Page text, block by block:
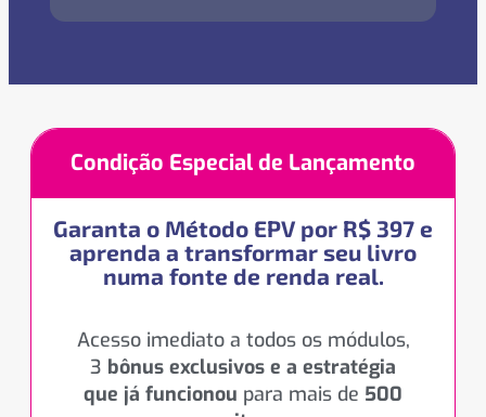
Condição Especial de Lançamento
Garanta o Método EPV por R$ 397 e
aprenda a transformar seu livro
numa fonte de renda real.
Acesso imediato a todos os módulos,
3 bônus exclusivos e a estratégia
que já funcionou para mais de 500